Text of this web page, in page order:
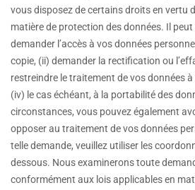
vous disposez de certains droits en vertu
matière de protection des données. Il peut
demander l’accès à vos données
copie, (ii) demander la rectification ou
restreindre le traitement de vos données
(iv) le cas échéant, à la portabilité des
circonstances, vous pouvez également
opposer au traitement de vos données
telle demande, veuillez utiliser les
dessous. Nous examinerons toute
conformément aux lois applicables en